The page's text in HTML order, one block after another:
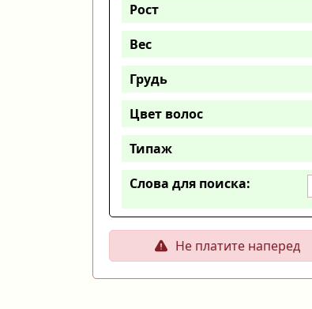
Рост
Вес
Грудь
Цвет волос
Типаж
Слова для поиска:
Не платите наперед